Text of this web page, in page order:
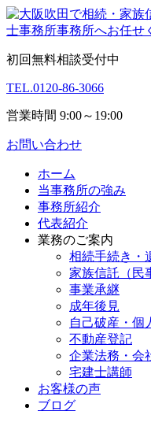
初回無料相談受付中
TEL.0120-86-3066
営業時間 9:00～19:00
お問い合わせ
ホーム
当事務所の強み
事務所紹介
代表紹介
業務のご案内
相続手続き・
家族信託（民
事業承継
成年後見
自己破産・個
不動産登記
企業法務・会
宅建士講師
お客様の声
ブログ